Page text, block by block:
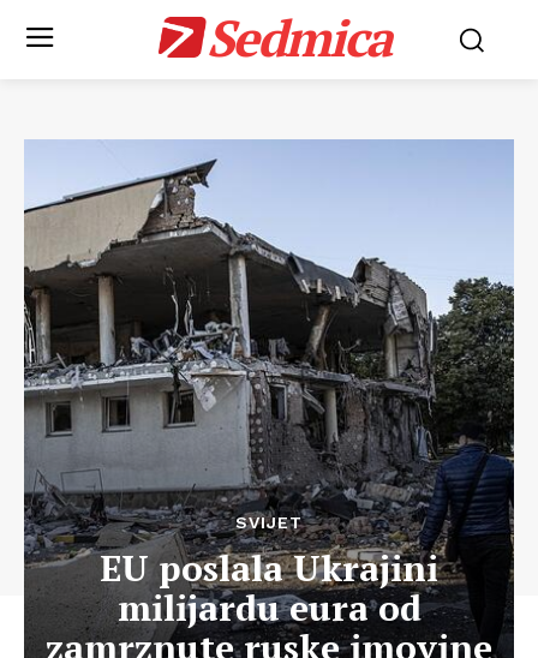
Sedmica
SVIJET
EU poslala Ukrajini
milijardu eura od
zamrznute ruske imovine